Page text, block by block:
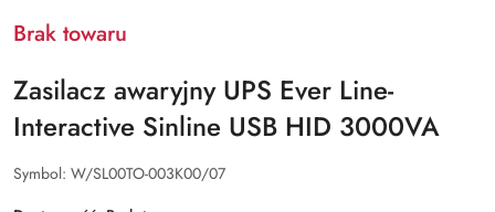
Brak towaru
Zasilacz awaryjny UPS Ever Line-
Interactive Sinline USB HID 3000VA
Symbol: W/SL00TO-003K00/07